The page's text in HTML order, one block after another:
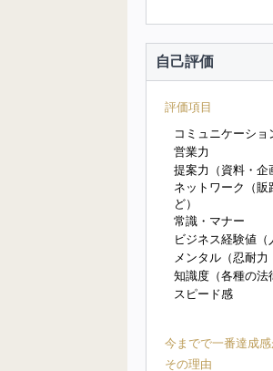
自己評価
評価項目
コミュニケーショ
営業力
提案力（資料・企
ネットワーク（
ど）
常識・マナー
ビジネス経験値
メンタル（忍耐力
知識度（各種の法
スピード感
今までで一番達成
その理由